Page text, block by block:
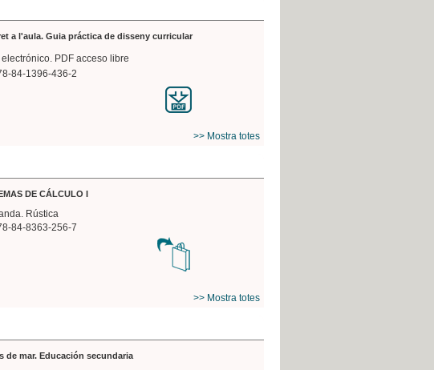
a l'aula. Guia práctica de disseny curricular
PDF acceso libre
84-1396-436-2
>> Mostra totes
DE CÁLCULO I
Rústica
84-8363-256-7
>> Mostra totes
de mar. Educación secundaria